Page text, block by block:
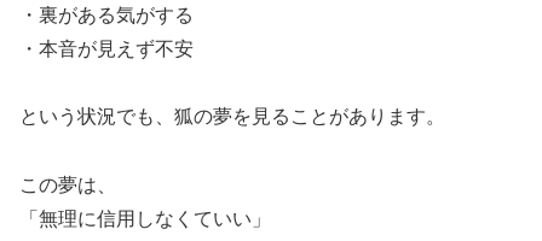
・裏がある気がする
・本音が見えず不安
という状況でも、狐の夢を見ることがあります。
この夢は、
「無理に信用しなくていい」